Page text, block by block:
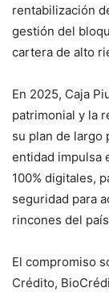
rentabilización
gestión del
cartera de alto
En 2025, Caja
patrimonial y la
su plan de largo
entidad impulsa
100% digitales,
seguridad para
rincones del
El compromiso
Crédito,